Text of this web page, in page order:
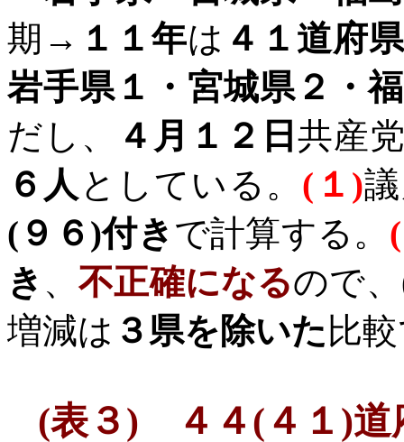
期→ １１年は ４１ 道府
岩手県１・宮城県２・
だし、
４月１２日共産
６人 としている。 ( １ )
( ９６ )付き で計算する。 (
き 、不正確になるので、
増減は ３県を除いた 比
(表３) ４４( ４１ )道